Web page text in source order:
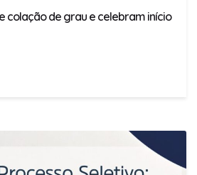
colação de grau e celebram início